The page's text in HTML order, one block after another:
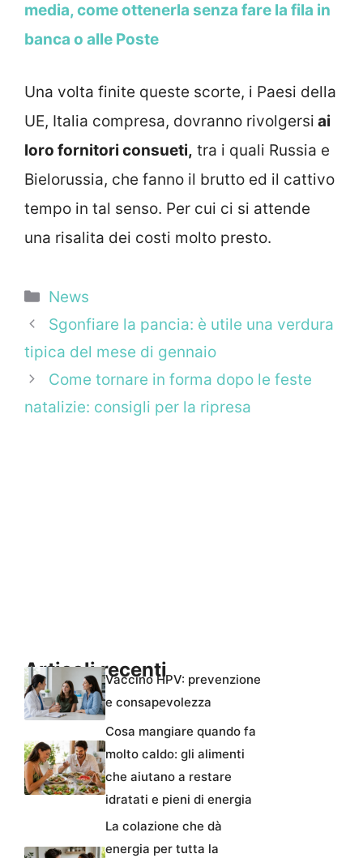
media, come ottenerla senza fare la fila in
banca o alle Poste
Una volta finite queste scorte, i Paesi della
UE, Italia compresa, dovranno rivolgersi ai
loro fornitori consueti, tra i quali Russia e
Bielorussia, che fanno il brutto ed il cattivo
tempo in tal senso. Per cui ci si attende
una risalita dei costi molto presto.
Categorie
News
Sgonfiare la pancia: è utile una verdura
tipica del mese di gennaio
Come tornare in forma dopo le feste
natalizie: consigli per la ripresa
Articoli recentiVaccino HPV: prevenzione
e consapevolezza
Cosa mangiare quando fa
molto caldo: gli alimenti
che aiutano a restare
idratati e pieni di energia
La colazione che dà
energia per tutta la